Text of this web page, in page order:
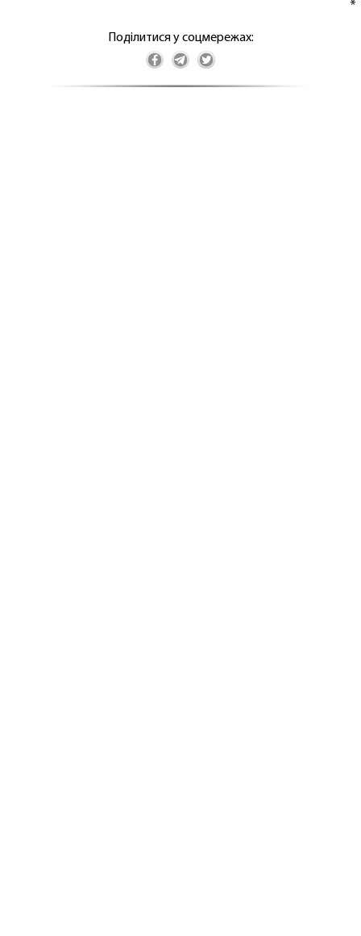
*
Поділитися у соцмережах: